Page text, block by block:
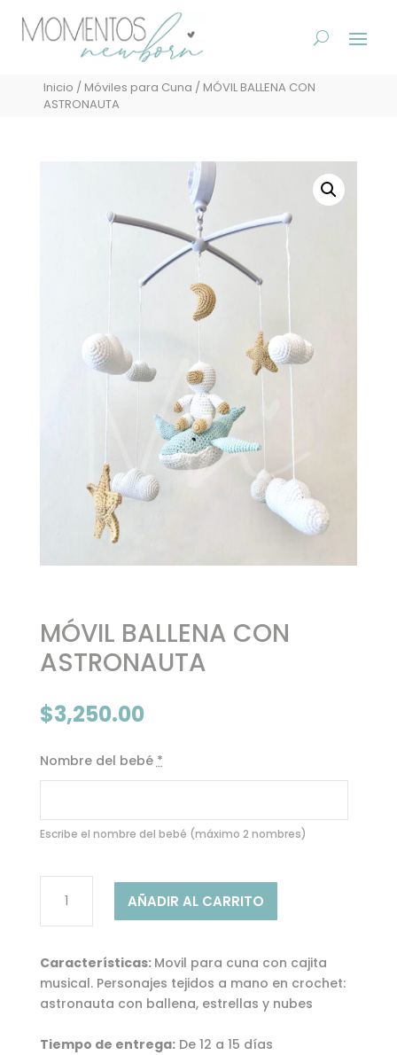
Inicio / Móviles para Cuna / MÓVIL BALLENA CON
ASTRONAUTA
MÓVIL BALLENA CON
ASTRONAUTA
$3,250.00
Nombre del bebé *
Escribe el nombre del bebé (máximo 2 nombres)
BALLENA
CON
cantidad
AÑADIR AL CARRITO
Características: Movil para cuna con cajita
musical. Personajes tejidos a mano en crochet:
astronauta con ballena, estrellas y nubes
Tiempo de entrega:De 12 a 15 días